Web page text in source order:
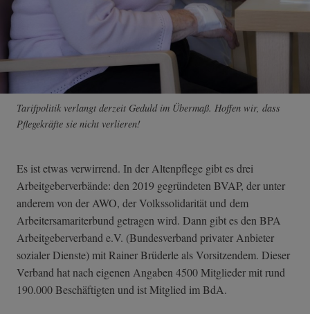
Tarifpolitik verlangt derzeit Geduld im Übermaß. Hoffen wir, dass
Pflegekräfte sie nicht verlieren!
Es ist etwas verwirrend. In der Altenpflege gibt es drei
Arbeitgeberverbände: den 2019 gegründeten BVAP, der unter
anderem von der AWO, der Volkssolidarität und dem
Arbeitersamariterbund getragen wird. Dann gibt es den BPA
Arbeitgeberverband e.V. (Bundesverband privater Anbieter
sozialer Dienste) mit Rainer Brüderle als Vorsitzendem. Dieser
Verband hat nach eigenen Angaben 4500 Mitglieder mit rund
190.000 Beschäftigten und ist Mitglied im BdA.